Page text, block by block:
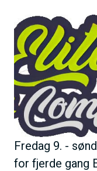
B
l
d
e
Fredag 9. -
for fjerde gang